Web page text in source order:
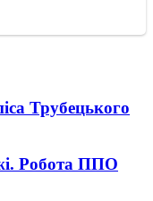
Трубецького
Робота ППО